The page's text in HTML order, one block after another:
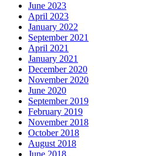
June 2023
April 2023
January 2022
September 2021
April 2021
January 2021
December 2020
November 2020
June 2020
September 2019
February 2019
November 2018
October 2018
August 2018